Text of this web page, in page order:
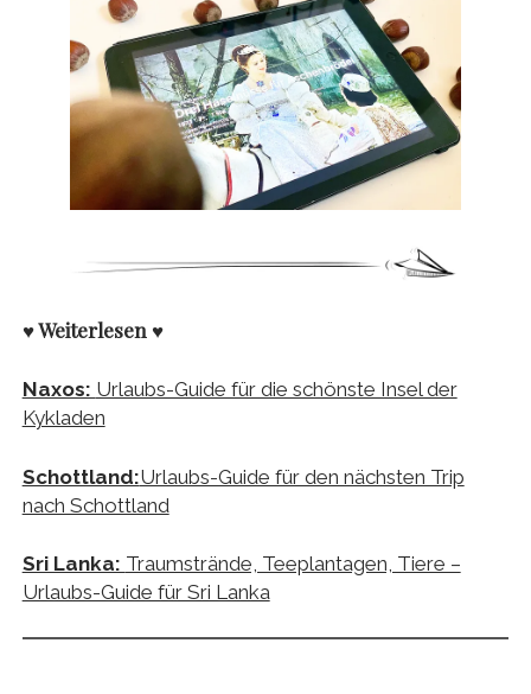
♥ Weiterlesen ♥
Naxos: Urlaubs-Guide für die schönste Insel der
Kykladen
Schottland:Urlaubs-Guide für den nächsten Trip
nach Schottland
Sri Lanka: Traumstrände, Teeplantagen, Tiere –
Urlaubs-Guide für Sri Lanka